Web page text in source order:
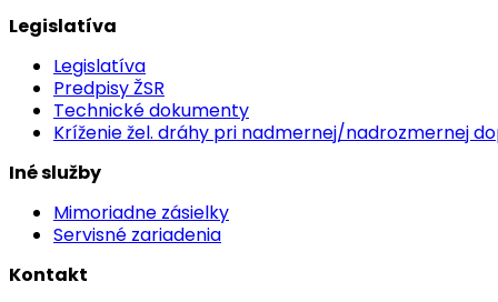
Legislatíva
Legislatíva
Predpisy ŽSR
Technické dokumenty
Kríženie žel. dráhy pri nadmernej/nadrozmernej
Iné služby
Mimoriadne zásielky
Servisné zariadenia
Kontakt